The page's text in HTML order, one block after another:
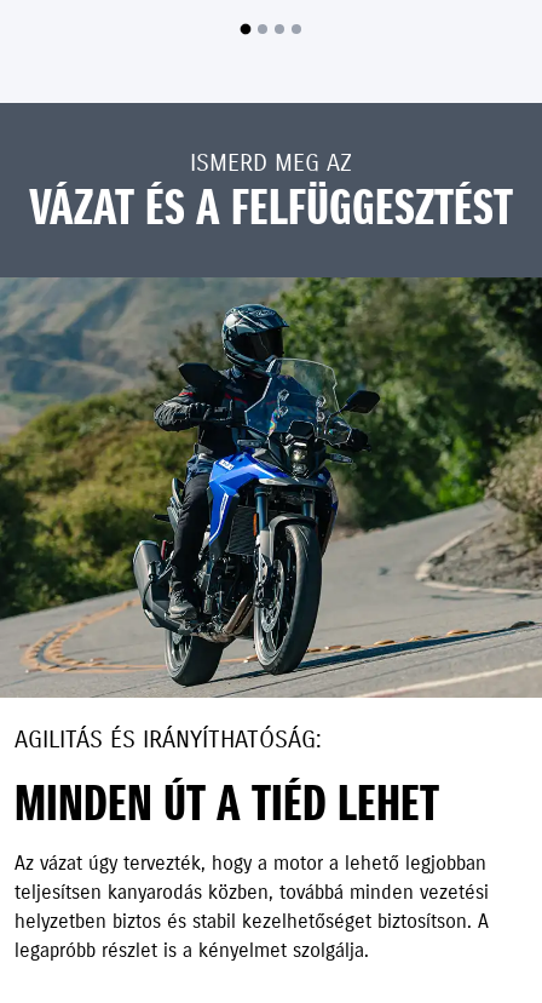
elemzések során határozták meg. A szélzaj, ezáltal a zavaró
ISMERD MEG AZ
VÁZAT ÉS A FELFÜGGESZTÉST
AGILITÁS ÉS IRÁNYÍTHATÓSÁG:
MINDEN ÚT A TIÉD LEHET
Az vázat úgy tervezték, hogy a motor a lehető legjobban
teljesítsen kanyarodás közben, továbbá minden vezetési
helyzetben biztos és stabil kezelhetőséget biztosítson. A
legapróbb részlet is a kényelmet szolgálja.